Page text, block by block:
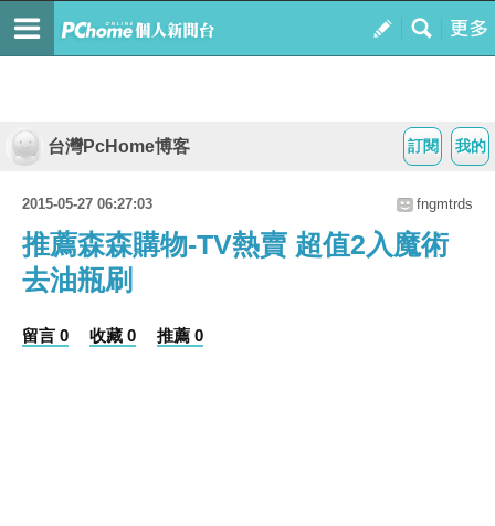
我的
訂閱
台灣PcHome博客
2015-05-27 06:27:03 fngmtrds
推薦森森購物-TV熱賣 超值2入魔術
去油瓶刷
留言 0 收藏 0 推薦 0